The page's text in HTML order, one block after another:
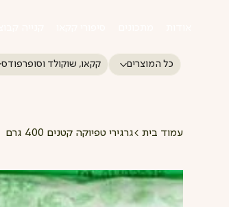
כל המוצרים קקאו, שוקולד וסופרפודס
עמוד בית >גרגירי טפיוקה קטנים 400 גרם